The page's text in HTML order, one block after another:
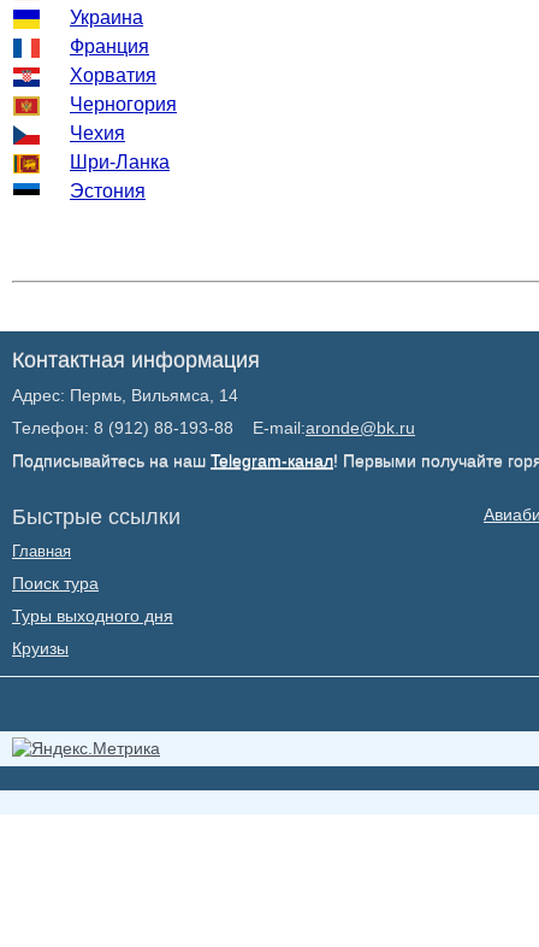
Украина
Франция
Хорватия
Черногория
Чехия
Шри-Ланка
Эстония
Контактная информация
Адрес: Пермь, Вильямса, 14
Телефон: 8 (912) 88-193-88 E-mail:aronde@bk.ru
Подписывайтесь на наш Telegram-канал! Первыми получайте
Быстрые ссылки
Главная
Поиск тура
Туры выходного дня
Круизы